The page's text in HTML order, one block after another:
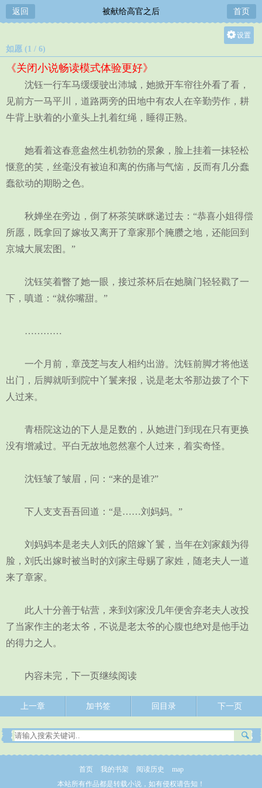
返回 被献给高官之后 首页
设置
中
小
如愿 (1 / 6)
《关闭小说畅读模式体验更好》
沈钰一行车马缓缓驶出沛城，她掀开车帘往外看了看，
见前方一马平川，道路两旁的田地中有农人在辛勤劳作，耕
牛背上驮着的小童头上扎着红绳，睡得正熟。
她看着这春意盎然生机勃勃的景象，脸上挂着一抹轻松
惬意的笑，丝毫没有被迫和离的伤痛与气恼，反而有几分蠢
蠢欲动的期盼之色。
秋婵坐在旁边，倒了杯茶笑眯眯递过去：“恭喜小姐得偿
所愿，既拿回了嫁妆又离开了章家那个腌臜之地，还能回到
京城大展宏图。”
沈钰笑着瞥了她一眼，接过茶杯后在她脑门轻轻戳了一
下，嗔道：“就你嘴甜。”
…………
一个月前，章茂芝与友人相约出游。沈钰前脚才将他送
出门，后脚就听到院中丫鬟来报，说是老太爷那边拨了个下
人过来。
青梧院这边的下人是足数的，从她进门到现在只有更换
没有增减过。平白无故地忽然塞个人过来，着实奇怪。
沈钰皱了皱眉，问：“来的是谁?”
下人支支吾吾回道：“是……刘妈妈。”
刘妈妈本是老夫人刘氏的陪嫁丫鬟，当年在刘家颇为得
脸，刘氏出嫁时被当时的刘家主母赐了家姓，随老夫人一道
来了章家。
此人十分善于钻营，来到刘家没几年便舍弃老夫人改投
了当家作主的老太爷，不说是老太爷的心腹也绝对是他手边
的得力之人。
内容未完，下一页继续阅读
上一章 加书签 回目录 下一页
首页 我的书架 阅读历史
map
本站所有作品都是转载小说，如有侵权请告知！